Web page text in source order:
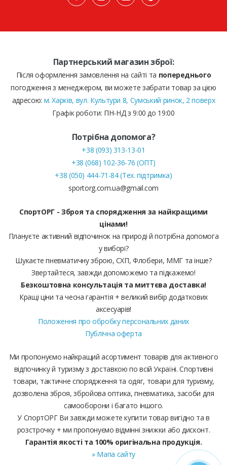
Партнерський магазин зброї:
Після оформлення замовлення на сайті та попереднього
погодження з менеджером, ви можете забрати товар за цією
адресою: м. Харків, вул. Культури 8, Сумський ринок, 2 поверх
Графік роботи: ПН-НД з 9:00 до 19:00
Потрібна допомога?
+38 (093) 313-13-01
+38 (068) 102-36-76 (ОПТ)
+38 (050) 444-71-84 (Тех. підтримка)
sportorg.com.ua@gmail.com
СпортОРГ - Зброя та спорядження за найкращими
цінами!
Плануєте активний відпочинок на природі й потрібна допомога
у виборі?
Шукаєте пневматичну зброю, СХП, Флобери, ММГ та інше?
Звертайтеся, завжди допоможемо та підкажемо!
Безкоштовна консультація та миттєва доставка!
Кращі ціни та чесна гарантія + великий вибір додаткових
аксесуарів!
Положення про обробку персональних даних
Публічна оферта
Ми пропонуємо найкращий асортимент товарів для активного
відпочинку й туризму з доставкою по всій Україні. Спортивні
товари, тактичне спорядження та одяг, товари для туризму,
дозволена зброя, збройова оптика, пневматика, засоби для
самооборони і багато іншого.
У СпортОРГ Ви завжди можете купити товар вигідно та в
розстрочку + ми пропонуємо відмінні знижки або дисконт.
Гарантія якості та 100% оригінальна продукція.
» Мапа сайту